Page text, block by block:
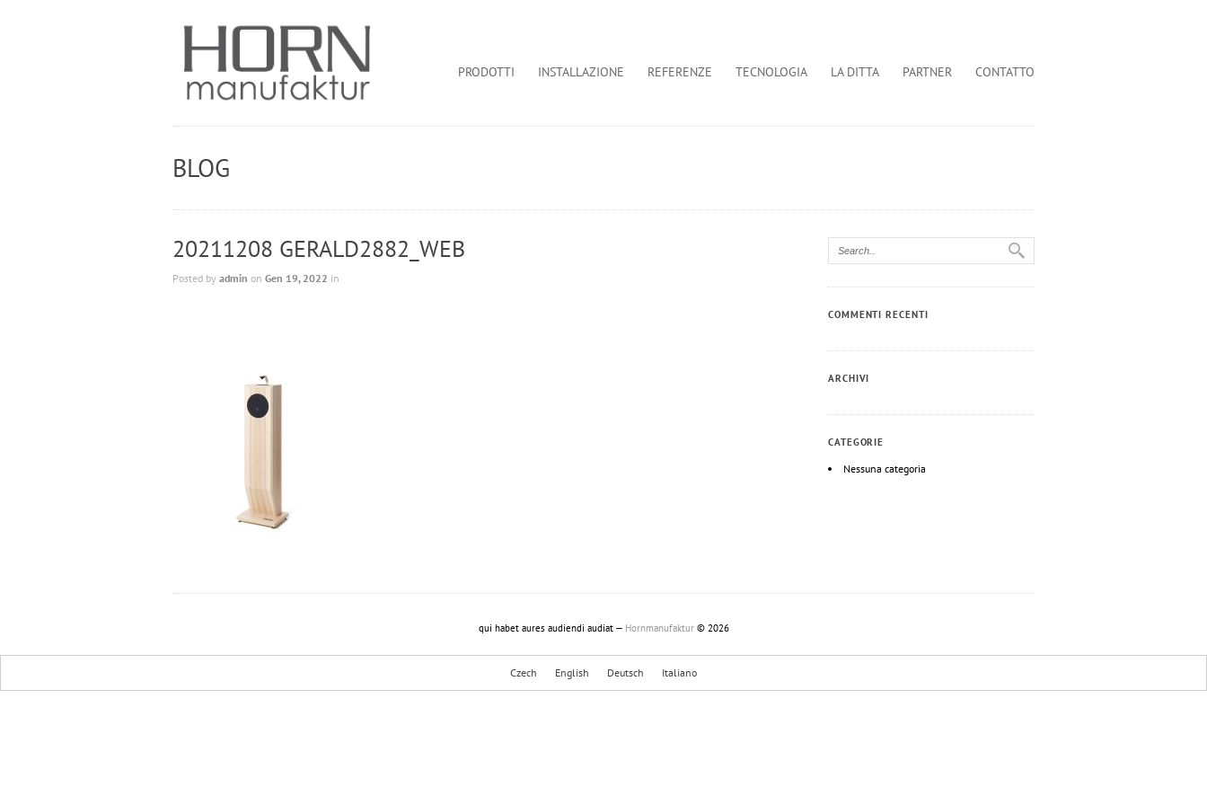
PRODOTTI INSTALLAZIONE REFERENZE TECNOLOGIA LA DITTA PARTNER CONTATTO
BLOG
20211208 GERALD2882_WEB
Posted by admin on Gen 19, 2022 in
COMMENTI RECENTI
ARCHIVI
CATEGORIE
Nessuna categoria
qui habet aures audiendi audiat — Hornmanufaktur© 2026
Czech English Deutsch Italiano